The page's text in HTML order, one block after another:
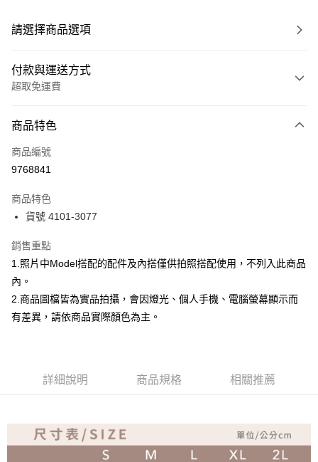
請選擇商品選項
付款與運送方式
超取免運費
信用卡一次付款
超商取貨付款
ATM付款
運送方式
全家取貨付款
付款後全家取貨
免運費
商品特色
商品編號
9768841
商品特色
貨號 4101-3077
銷售重點
1.照片中Model搭配的配件及內搭僅供拍照搭配使用，不列入此商品
內。
2.商品圖檔皆為實品拍攝，會因燈光、個人手機、電腦螢幕顯示而
有差異，請依商品實際顏色為主。
詳細說明 商品規格 相關推薦